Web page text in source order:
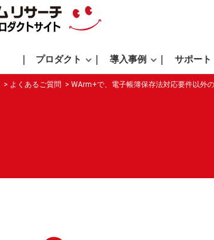
プロダクト 導入事例 サポート
よくあるご質問 WArm+で、電子帳簿保存法対応要件以外